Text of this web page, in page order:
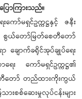
ောကြားသည်။
ကော်မရှင်ဥက္ကဋ္ဌနှင့် ဇနီး
ော်မြတ်စေတီတော်
ျောက်ခရိုင်အုပ်ချုပ်ရေး
ေး ကော်မရှင်ဥက္ကဋ္ဌ၏
တီတော် တည်ထားကိုးကွယ်
ားစစ်ဆေးမှုလုပ်ငန်းများ